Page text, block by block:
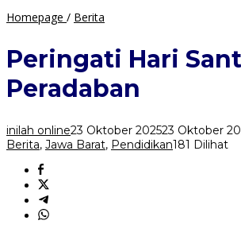
Homepage / Berita
Santri,
Farhan:
Adalah
Nilai
dan
Pembangun
Peringati Hari
Peradaban
inilah online23 Oktober 202523 Oktober
Berita, Jawa Barat, Pendidikan181 Dilihat